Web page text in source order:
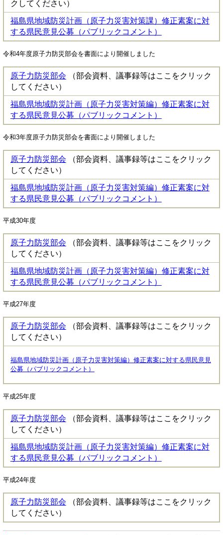
クしてください）
福島県地域防災計画（原子力災害対策課）修正素案に対
する県民意見公募（パブリックコメント）
令和4年度原子力防災部会を書面により開催しました
原子力防災部会 （部会資料、議事録等はここをクリック
してください）
福島県地域防災計画（原子力災害対策編）修正素案に対
する県民意見公募（パブリックコメント）
令和3年度原子力防災部会を書面により開催しました
原子力防災部会 （部会資料、議事録等はここをクリック
してください）
福島県地域防災計画（原子力災害対策編）修正素案に対
する県民意見公募（パブリックコメント）
平成30年度
原子力防災部会 （部会資料、議事録等はここをクリック
してください）
福島県地域防災計画（原子力災害対策編）修正素案に対
する県民意見公募（パブリックコメント）
平成27年度
原子力防災部会 （部会資料、議事録等はここをクリック
してください）
福島県地域防災計画（原子力災害対策編）修正素案に対する県民意見
公募（パブリックコメント）
平成25年度
原子力防災部会 （部会資料、議事録等はここをクリック
してください）
福島県地域防災計画（原子力災害対策編）修正素案に対
する県民意見公募（パブリックコメント）
平成24年度
原子力防災部会 （部会資料、議事録等はここをクリック
してください）